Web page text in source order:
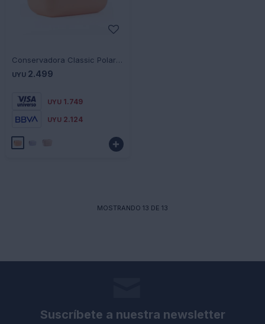
Conservadora Classic Polarbox Retro Vintage 12 Litros - NARANJA
UYU 2.499
UYU 1.749
UYU 2.124

MOSTRANDO 13 DE 13
Suscríbete a nuestra newsletter